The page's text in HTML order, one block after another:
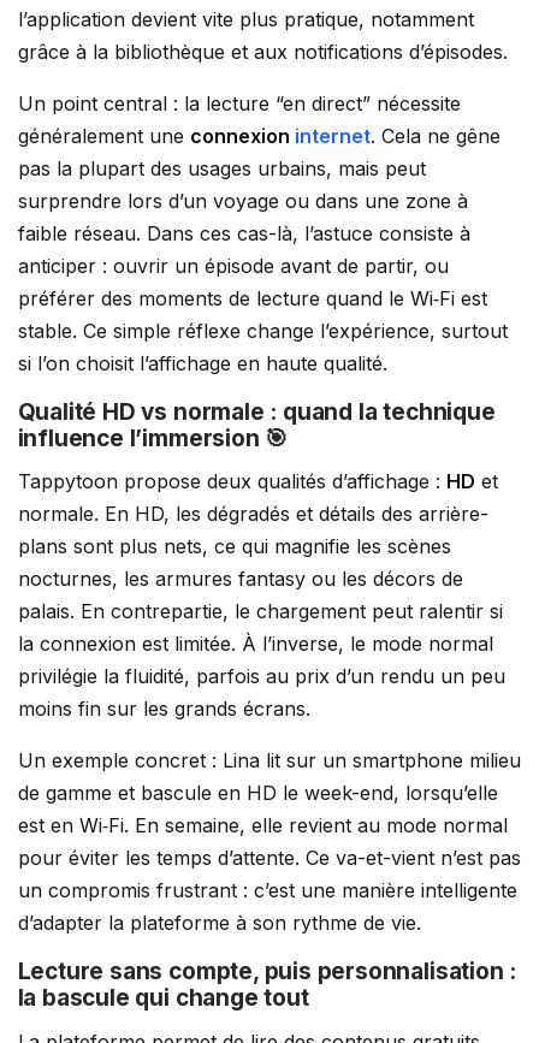
l’application devient vite plus pratique, notamment
grâce à la bibliothèque et aux notifications d’épisodes.
Un point central : la lecture “en direct” nécessite
généralement une connexion internet. Cela ne gêne
pas la plupart des usages urbains, mais peut
surprendre lors d’un voyage ou dans une zone à
faible réseau. Dans ces cas-là, l’astuce consiste à
anticiper : ouvrir un épisode avant de partir, ou
préférer des moments de lecture quand le Wi‑Fi est
stable. Ce simple réflexe change l’expérience, surtout
si l’on choisit l’affichage en haute qualité.
Qualité HD vs normale : quand la technique
influence l’immersion 🎯
Tappytoon propose deux qualités d’affichage : HD et
normale. En HD, les dégradés et détails des arrière-
plans sont plus nets, ce qui magnifie les scènes
nocturnes, les armures fantasy ou les décors de
palais. En contrepartie, le chargement peut ralentir si
la connexion est limitée. À l’inverse, le mode normal
privilégie la fluidité, parfois au prix d’un rendu un peu
moins fin sur les grands écrans.
Un exemple concret : Lina lit sur un smartphone milieu
de gamme et bascule en HD le week-end, lorsqu’elle
est en Wi‑Fi. En semaine, elle revient au mode normal
pour éviter les temps d’attente. Ce va-et-vient n’est pas
un compromis frustrant : c’est une manière intelligente
d’adapter la plateforme à son rythme de vie.
Lecture sans compte, puis personnalisation :
la bascule qui change tout